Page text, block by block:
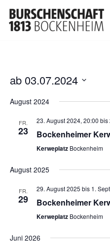
Zum
ab 03.07.2024
wählen.
August 2024
FR.
23
23. August 2024, 20:00 bis
Bockenheimer
Kerweplatz Bockenheim
August 2025
FR.
29
29. August 2025 bis 1.
Bockenheimer
Kerweplatz Bockenheim
Juni 2026